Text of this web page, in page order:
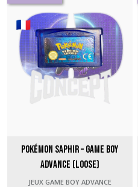
Pokémon Saphir – Game Boy
Advance (Loose)
JEUX GAME BOY ADVANCE